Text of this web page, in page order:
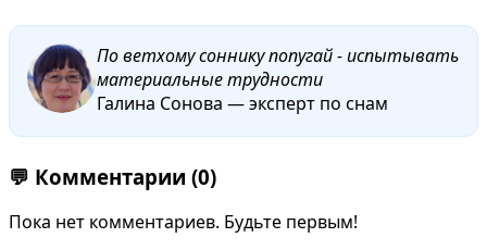
По ветхому соннику попугай - испытывать
материальные трудности
Галина Сонова — эксперт по снам
💬 Комментарии (0)
Пока нет комментариев. Будьте первым!